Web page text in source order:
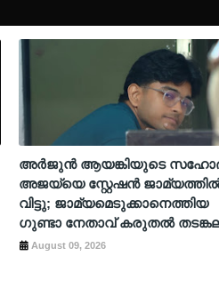
അർജുൻ ആയങ്കിയുടെ
അജയ്‌യെ സ്റ്റേഷൻ
വിട്ടു; ജാമ്യമെടുക്കാനെത്തിയ
ഗുണ്ടാ നേതാവ് കരുതൽ
August 09, 2026